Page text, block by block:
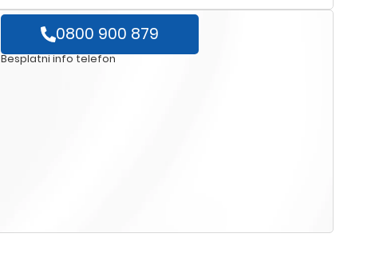
0800 900 879
Besplatni info telefon